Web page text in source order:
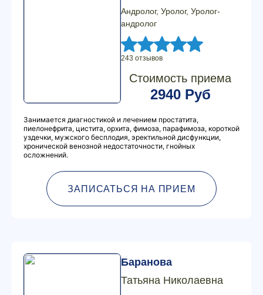
Андролог, Уролог, Уролог-
андролог
243 отзывов
Стоимость приема
2940 Руб
Занимается диагностикой и лечением простатита,
пиелонефрита, цистита, орхита, фимоза, парафимоза, короткой
уздечки, мужского бесплодия, эректильной дисфункции,
хронической венозной недостаточности, гнойных
осложнений.
ЗАПИСАТЬСЯ НА ПРИЕМ
Баранова
Татьяна Николаевна